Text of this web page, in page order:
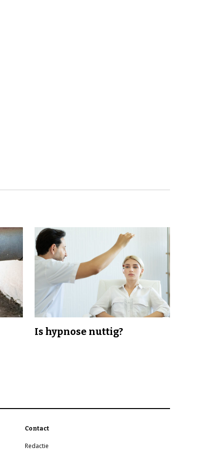
Is hypnose nuttig?
Contact
Redactie